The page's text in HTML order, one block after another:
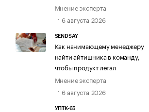
Мнение эксперта
6 августа 2026
SENDSAY
Как нанимающему менеджеру
найти айтишника в команду,
чтобы продукт летал
Мнение эксперта
6 августа 2026
УПТК-65